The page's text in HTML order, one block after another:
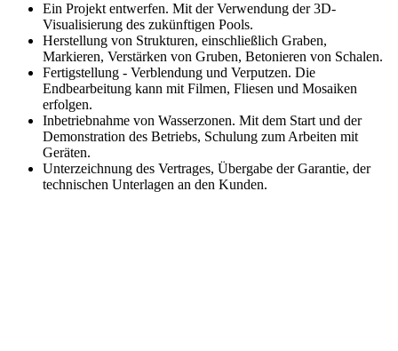
Ein Projekt entwerfen. Mit der Verwendung der 3D-
Visualisierung des zukünftigen Pools.
Herstellung von Strukturen, einschließlich Graben,
Markieren, Verstärken von Gruben, Betonieren von Schalen.
Fertigstellung - Verblendung und Verputzen. Die
Endbearbeitung kann mit Filmen, Fliesen und Mosaiken
erfolgen.
Inbetriebnahme von Wasserzonen. Mit dem Start und der
Demonstration des Betriebs, Schulung zum Arbeiten mit
Geräten.
Unterzeichnung des Vertrages, Übergabe der Garantie, der
technischen Unterlagen an den Kunden.